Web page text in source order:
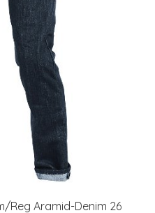
Reg Aramid-Denim 26